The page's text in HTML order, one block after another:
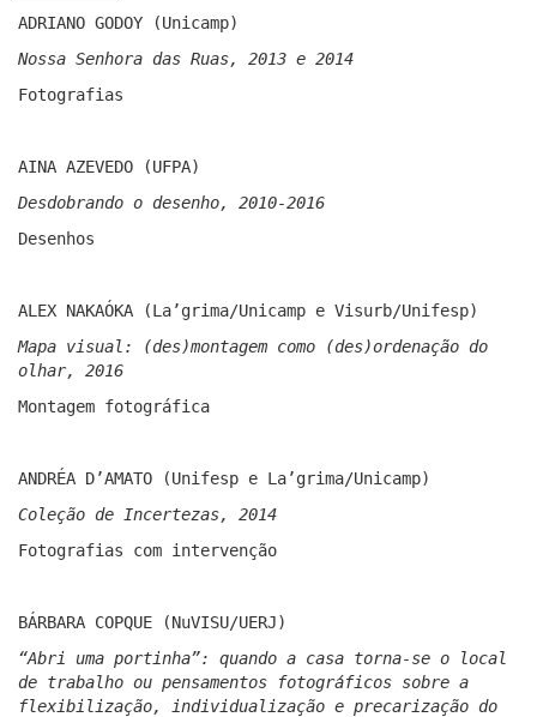
ADRIANO GODOY (Unicamp)
Nossa Senhora das Ruas, 2013 e 2014
Fotografias
AINA AZEVEDO (UFPA)
Desdobrando o desenho, 2010-2016
Desenhos
ALEX NAKAÓKA (La’grima/Unicamp e Visurb/Unifesp)
Mapa visual: (des)montagem como (des)ordenação do
olhar, 2016
Montagem fotográfica
ANDRÉA D’AMATO (Unifesp e La’grima/Unicamp)
Coleção de Incertezas, 2014
Fotografias com intervenção
BÁRBARA COPQUE (NuVISU/UERJ)
“Abri uma portinha”: quando a casa torna-se o local
de trabalho ou pensamentos fotográficos sobre a
flexibilização, individualização e precarização do